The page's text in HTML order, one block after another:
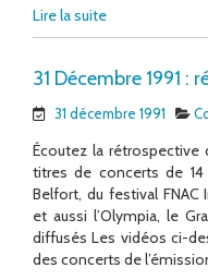
Lire la suite
31 Décembre 1991 :
31 décembre 1991
Écoutez la rétrospective
titres de concerts de 14
Belfort, du festival FNAC
et aussi l’Olympia, le
diffusés Les vidéos ci-
des concerts de